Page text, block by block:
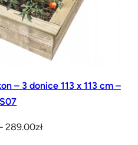
– 3 donice 113 x 113 cm –
289.00złZakres